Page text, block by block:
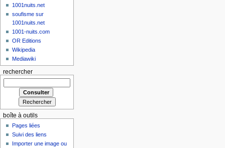
1001nuits.net
soufisme sur
1001nuits.net
1001-nuits.com
OR Editions
Wikipedia
Mediawiki
rechercher
boîte à outils
Pages liées
Suivi des liens
Importer une image ou